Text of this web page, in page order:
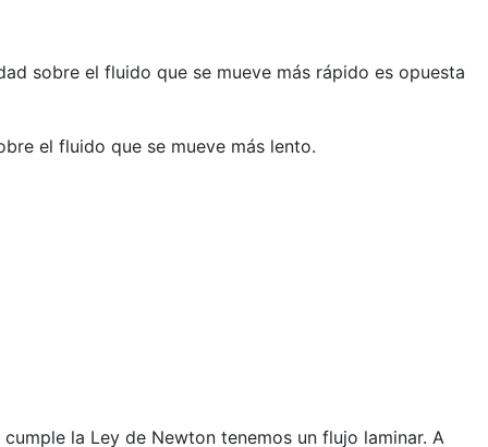
sobre el fluido que se mueve más rápido es opuesta
el fluido que se mueve más lento.
la Ley de Newton tenemos un flujo laminar. A